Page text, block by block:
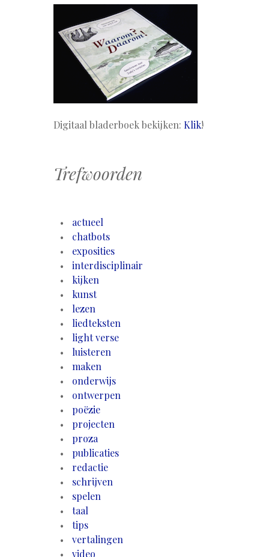
Digitaal bladerboek bekijken: Klik!
Trefwoorden
actueel
chatbots
exposities
interdisciplinair
kijken
kunst
lezen
liedteksten
light verse
luisteren
maken
onderwijs
ontwerpen
poëzie
projecten
proza
publicaties
redactie
schrijven
spelen
taal
tips
vertalingen
video